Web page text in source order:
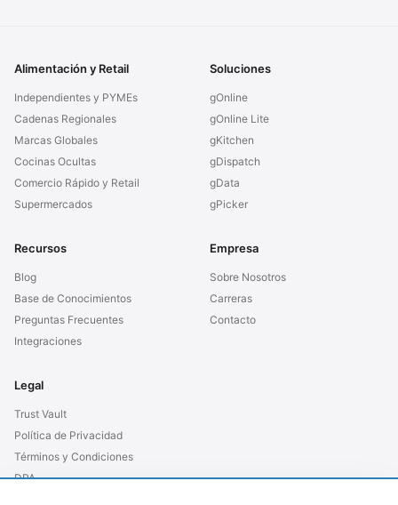
Alimentación y Retail
Independientes y PYMEs
Cadenas Regionales
Marcas Globales
Cocinas Ocultas
Comercio Rápido y Retail
Supermercados
Soluciones
gOnline
gOnline Lite
gKitchen
gDispatch
gData
gPicker
Recursos
Blog
Base de Conocimientos
Preguntas Frecuentes
Integraciones
Empresa
Sobre Nosotros
Carreras
Contacto
Legal
Trust Vault
Política de Privacidad
Términos y Condiciones
DPA